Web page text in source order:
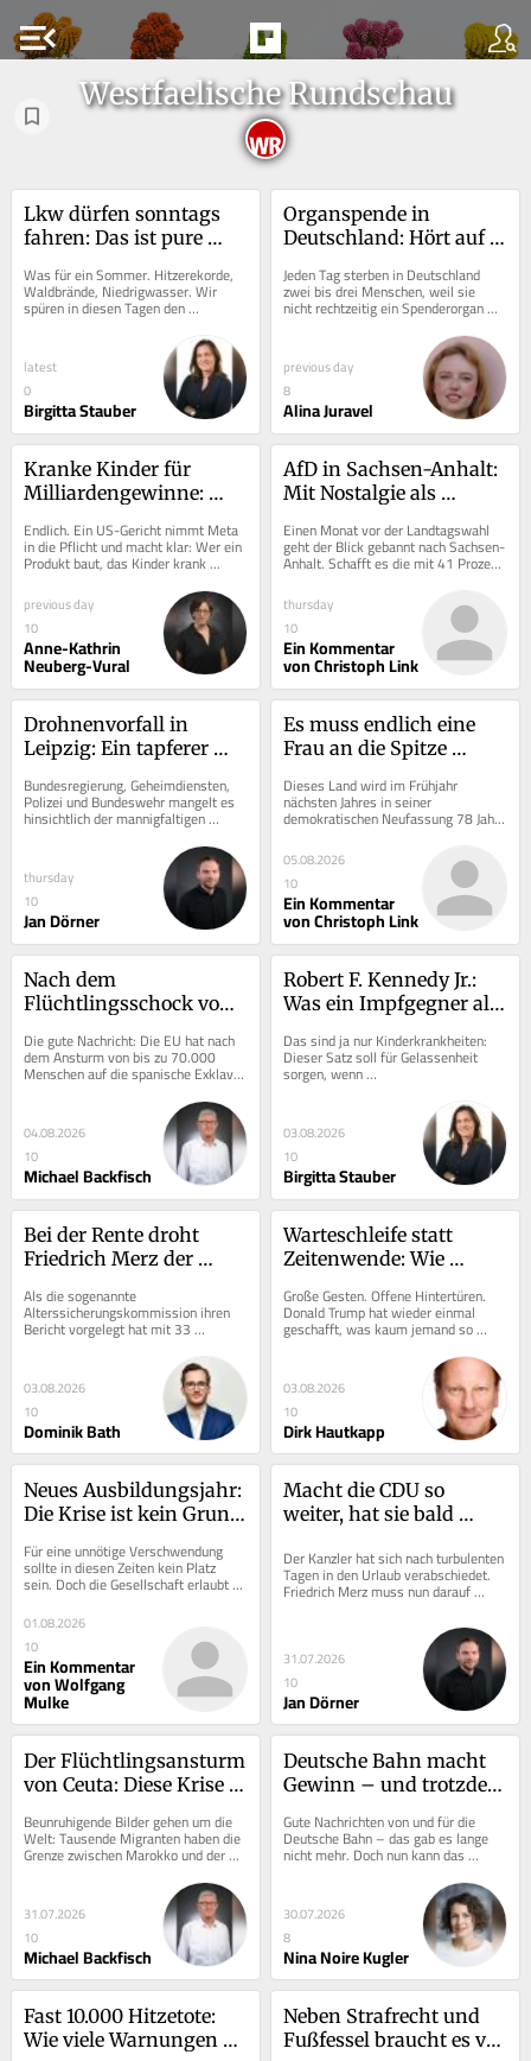
menu_open
Westfaelische Rundschau
Lkw dürfen sonntags
fahren: Das ist pure
der Weitblick?
Was für ein Sommer. Hitzerekorde,
Waldbrände, Niedrigwasser. Wir
spüren in diesen Tagen den
Klimawandel mit all unseren Sinnen.
latest
0
Birgitta Stauber
Organspende in
Deutschland: Hört auf
endlich
Jeden Tag sterben in Deutschland
zwei bis drei Menschen, weil sie
nicht rechtzeitig ein Spenderorgan
erhalten. Hinter dieser nüchternen
previous day
8
Alina Juravel
Kranke Kinder für
Milliardengewinne:
überfällig
Endlich. Ein US-Gericht nimmt Meta
in die Pflicht und macht klar: Wer ein
Produkt baut, das Kinder krank
macht, haftet. Meta soll 567
Millionen Dollar...
previous day
10
Anne-Kathrin
Neuberg-Vural
AfD in Sachsen-Anhalt:
Mit Nostalgie als
Einen Monat vor der Landtagswahl
geht der Blick gebannt nach Sachsen-
Anhalt. Schafft es die mit 41 Prozent
erstmals in...
thursday
10
Ein Kommentar
von Christoph Link
Drohnenvorfall in
Leipzig: Ein tapferer
Bundesregierung, Geheimdiensten,
Polizei und Bundeswehr mangelt es
hinsichtlich der mannigfaltigen
Gefährdung unserer Sicherheit nicht
thursday
10
Jan Dörner
Es muss endlich eine
Frau an die Spitze
Dieses Land wird im Frühjahr
nächsten Jahres in seiner
demokratischen Neufassung 78 Jahre
Bundespräsidenten – von...
05.08.2026
10
Ein Kommentar
von Christoph Link
Nach dem
Flüchtlingsschock von
Grenzschutz neu
definieren
Die gute Nachricht: Die EU hat nach
dem Ansturm von bis zu 70.000
Menschen auf die spanische Exklave
Ceuta zügig reagiert. Die
04.08.2026
10
Michael Backfisch
Robert F. Kennedy Jr.:
Was ein Impfgegner als
Gesundheitsminister
anrichtet
Das sind ja nur Kinderkrankheiten:
Dieser Satz soll für Gelassenheit
sorgen, wenn
Anfangsschwierigkeiten bei einem
neuen Job oder einem neuen...
03.08.2026
10
Birgitta Stauber
Bei der Rente droht
Friedrich Merz der
Autoritätsverlust
Als die sogenannte
Alterssicherungskommission ihren
Bericht vorgelegt hat mit 33
Empfehlungen, wie die gesetzliche
Rente reformiert werden sollte,...
03.08.2026
10
Dominik Bath
Warteschleife statt
Zeitenwende: Wie
Ukraine weiter hinhält
Große Gesten. Offene Hintertüren.
Donald Trump hat wieder einmal
geschafft, was kaum jemand so
verlogen virtuos beherrscht wie er. Er
03.08.2026
10
Dirk Hautkapp
Neues Ausbildungsjahr:
Die Krise ist kein Grund,
Für eine unnötige Verschwendung
sollte in diesen Zeiten kein Platz
sein. Doch die Gesellschaft erlaubt
haben in...
01.08.2026
10
Ein Kommentar
von Wolfgang
Mulke
Macht die CDU so
weiter, hat sie bald
sturmreif geschossen
Der Kanzler hat sich nach turbulenten
Tagen in den Urlaub verabschiedet.
Friedrich Merz muss nun darauf
31.07.2026
10
Jan Dörner
Der Flüchtlingsansturm
von Ceuta: Diese Krise
alarmieren
Beunruhigende Bilder gehen um die
Welt: Tausende Migranten haben die
Grenze zwischen Marokko und der
31.07.2026
10
Michael Backfisch
Deutsche Bahn macht
Gewinn – und trotzdem
mit ihr
Gute Nachrichten von und für die
Deutsche Bahn – das gab es lange
nicht mehr. Doch nun kann das
30.07.2026
8
Nina Noire Kugler
Fast 10.000 Hitzetote:
Wie viele Warnungen
Neben Strafrecht und
Fußfessel braucht es vor